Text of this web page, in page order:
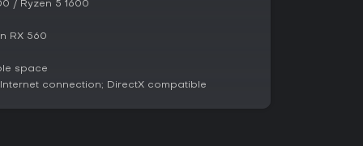
A recepção dos jogadores elogia o ciclo
haja críticas pontuais a limitações no estilo de
táticos em um pacote indie casual, ele
exigir muito tempo, ideal para sessões
em seus modos.
/ Ryzen 5 1600
RX 560
space
connection; DirectX compatible